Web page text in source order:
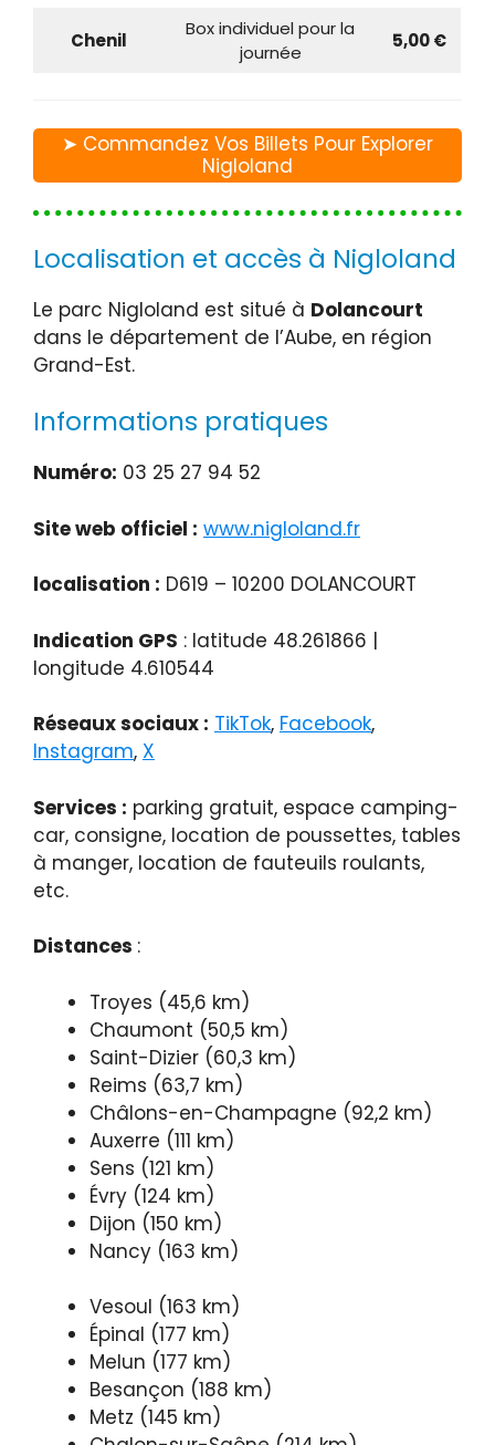
Chenil
Box individuel pour la
journée
5,00 €
➤ Commandez Vos Billets Pour Explorer
Nigloland
Localisation et accès à Nigloland
Le parc Nigloland est situé à Dolancourt
dans le département de l’Aube, en région
Grand-Est.
Informations pratiques
Numéro: 03 25 27 94 52
Site web officiel : www.nigloland.fr
localisation : D619 – 10200 DOLANCOURT
Indication GPS : latitude 48.261866 |
longitude 4.610544
Réseaux sociaux : TikTok, Facebook,
Instagram, X
Services : parking gratuit, espace camping-
car, consigne, location de poussettes, tables
à manger, location de fauteuils roulants,
etc.
Distances :
Troyes (45,6 km)
Chaumont (50,5 km)
Saint-Dizier (60,3 km)
Reims (63,7 km)
Châlons-en-Champagne (92,2 km)
Auxerre (111 km)
Sens (121 km)
Évry (124 km)
Dijon (150 km)
Nancy (163 km)
Vesoul (163 km)
Épinal (177 km)
Melun (177 km)
Besançon (188 km)
Metz (145 km)